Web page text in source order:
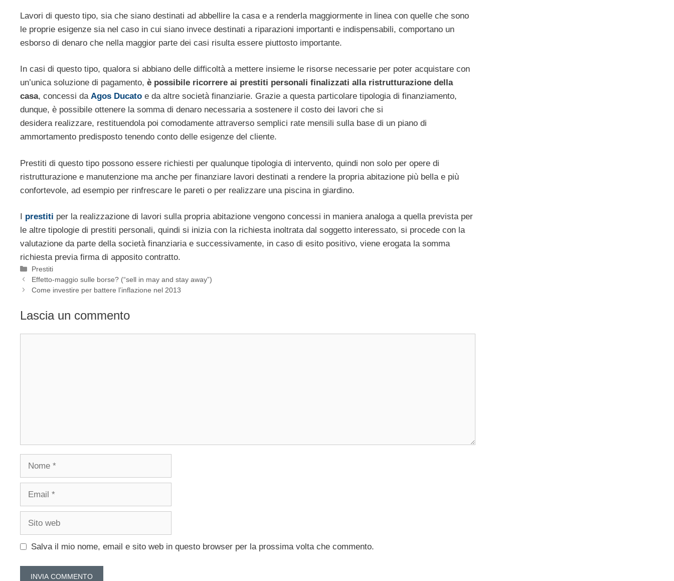
Lavori di questo tipo, sia che siano destinati ad abbellire la casa e a renderla maggiormente in linea con quelle che sono
le proprie esigenze sia nel caso in cui siano invece destinati a riparazioni importanti e indispensabili, comportano un
esborso di denaro che nella maggior parte dei casi risulta essere piuttosto importante.
In casi di questo tipo, qualora si abbiano delle difficoltà a mettere insieme le risorse necessarie per poter acquistare con
un’unica soluzione di pagamento, è possibile ricorrere ai prestiti personali finalizzati alla ristrutturazione della
casa, concessi da Agos Ducato e da altre società finanziarie. Grazie a questa particolare tipologia di finanziamento,
dunque, è possibile ottenere la somma di denaro necessaria a sostenere il costo dei lavori che si
desidera realizzare, restituendola poi comodamente attraverso semplici rate mensili sulla base di un piano di
ammortamento predisposto tenendo conto delle esigenze del cliente.
Prestiti di questo tipo possono essere richiesti per qualunque tipologia di intervento, quindi non solo per opere di
ristrutturazione e manutenzione ma anche per finanziare lavori destinati a rendere la propria abitazione più bella e più
confortevole, ad esempio per rinfrescare le pareti o per realizzare una piscina in giardino.
I prestiti per la realizzazione di lavori sulla propria abitazione vengono concessi in maniera analoga a quella prevista per
le altre tipologie di prestiti personali, quindi si inizia con la richiesta inoltrata dal soggetto interessato, si procede con la
valutazione da parte della società finanziaria e successivamente, in caso di esito positivo, viene erogata la somma
richiesta previa firma di apposito contratto.
Categorie
Prestiti
Effetto-maggio sulle borse? (“sell in may and stay away”)
Come investire per battere l’inflazione nel 2013
Lascia un commento
Salva il mio nome, email e sito web in questo browser per la prossima volta che commento.